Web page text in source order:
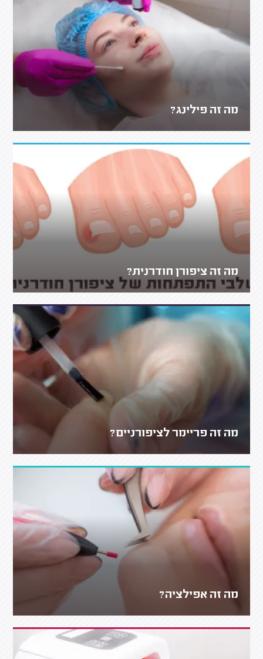
מה זה פילינג?
מה זה ציפורן חודרנית?
מה זה פריימר לציפורניים?
מה זה אפילציה?